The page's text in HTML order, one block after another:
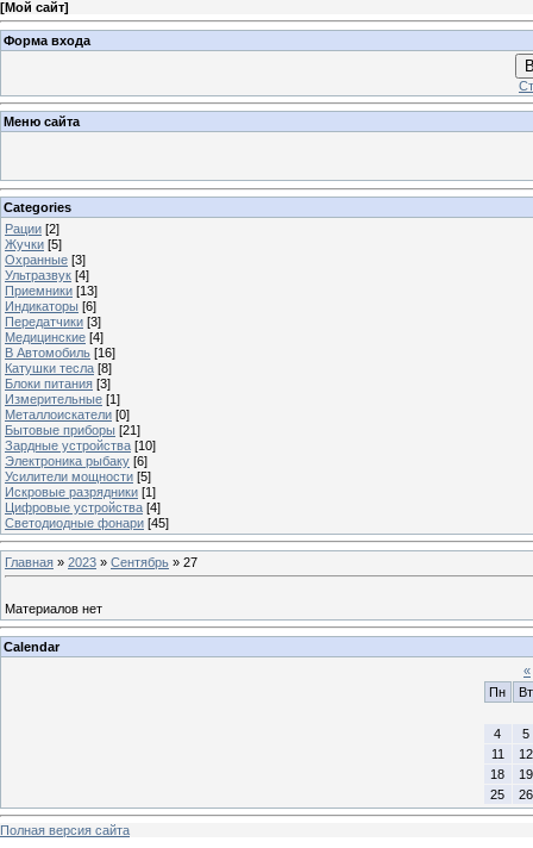
[Мой сайт]
Форма входа
Меню сайта
Categories
Рации [2]
Жучки [5]
Охранные [3]
Ультразвук [4]
Приемники [13]
Индикаторы [6]
Передатчики [3]
Медицинские [4]
В Автомобиль [16]
Катушки тесла [8]
Блоки питания [3]
Измерительные [1]
Металлоискатели [0]
Бытовые приборы [21]
Зардные устройства [10]
Электроника рыбаку [6]
Усилители мощности [5]
Искровые разрядники [1]
Цифровые устройства [4]
Светодиодные фонари [45]
Главная » 2023 » Сентябрь » 27
Материалов нет
Calendar
«
Пн
Вт
4
5
11
12
18
19
25
26
Полная версия сайта